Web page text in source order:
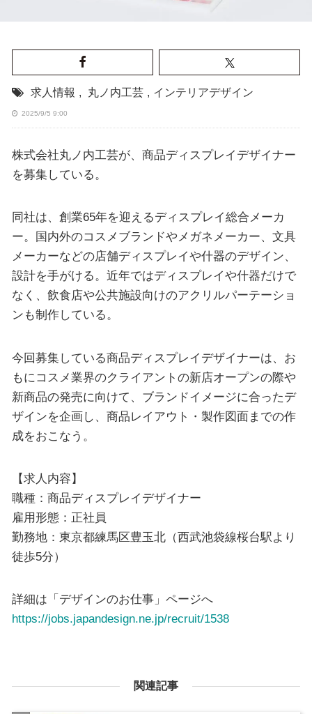
求人情報 , 丸ノ内工芸 , インテリアデザイン
2025/9/5 9:00
株式会社丸ノ内工芸が、商品ディスプレイデザイナー
を募集している。
同社は、創業65年を迎えるディスプレイ総合メーカ
ー。国内外のコスメブランドやメガネメーカー、文具
メーカーなどの店舗ディスプレイや什器のデザイン、
設計を手がける。近年ではディスプレイや什器だけで
なく、飲食店や公共施設向けのアクリルパーテーショ
ンも制作している。
今回募集している商品ディスプレイデザイナーは、お
もにコスメ業界のクライアントの新店オープンの際や
新商品の発売に向けて、ブランドイメージに合ったデ
ザインを企画し、商品レイアウト・製作図面までの作
成をおこなう。
【求人内容】
職種：商品ディスプレイデザイナー
雇用形態：正社員
勤務地：東京都練馬区豊玉北（西武池袋線桜台駅より
徒歩5分）
詳細は「デザインのお仕事」ページへ
https://jobs.japandesign.ne.jp/recruit/1538
関連記事